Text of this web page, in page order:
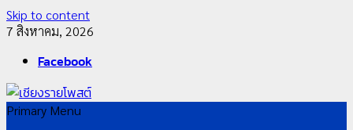
Skip to content
7 สิงหาคม, 2026
Facebook
Primary Menu